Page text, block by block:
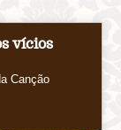
vícios
Canção